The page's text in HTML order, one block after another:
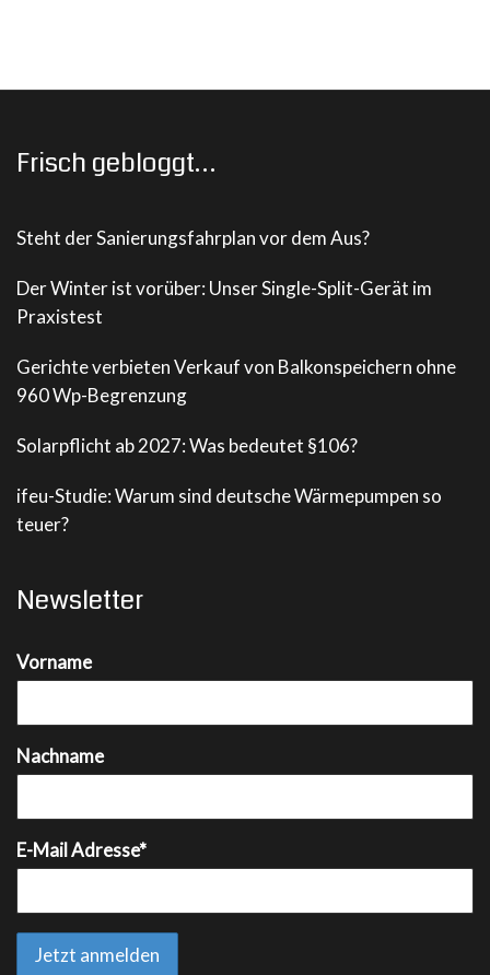
Frisch gebloggt…
Steht der Sanierungsfahrplan vor dem Aus?
Der Winter ist vorüber: Unser Single-Split-Gerät im
Praxistest
Gerichte verbieten Verkauf von Balkonspeichern ohne
960 Wp-Begrenzung
Solarpflicht ab 2027: Was bedeutet §106?
ifeu-Studie: Warum sind deutsche Wärmepumpen so
teuer?
Newsletter
Vorname
Nachname
E-Mail Adresse*